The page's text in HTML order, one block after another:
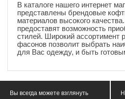
В каталоге нашего интернет
представлены брендовые
материалов высокого
предоставят возможность
стилей. Широкий ассортимент
фасонов позволит выбрать
для Вас одежду, и быть
Вы всегда можете взглянуть